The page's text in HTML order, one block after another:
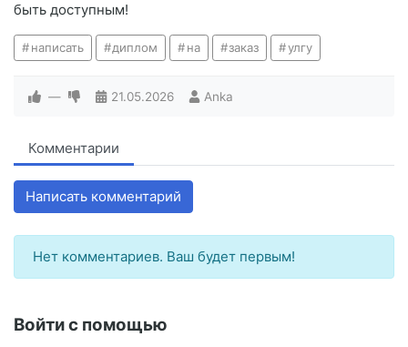
быть доступным!
написать диплом на заказ улгу
— 21.05.2026 Anka
Комментарии
Написать комментарий
Нет комментариев. Ваш будет первым!
Войти с помощью